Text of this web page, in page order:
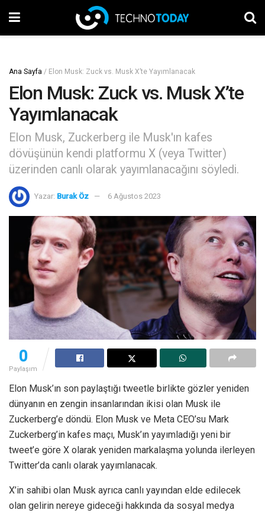
Ana Sayfa / Elon Musk: Zuck vs. Musk X’te Yayımlanacak
Elon Musk: Zuck vs. Musk X’te
Yayımlanacak
Elon Musk, Zuckerberg ile Musk'ın kafes
dövüşünün kendi platformu X (veya Twitter)
üzerinden canlı olarak yayımlanacağını söyledi.
Yazar: Burak Öz 6 Ağustos 2023
0
Paylaşım
Elon Musk’ın son paylaştığı tweetle birlikte gözler yeniden
dünyanın en zengin insanlarından ikisi olan Musk ile
Zuckerberg’e döndü. Elon Musk ve Meta CEO’su Mark
Zuckerberg’in kafes maçı, Musk’ın yayımladığı yeni bir
tweet’e göre X olarak yeniden markalaşma yolunda ilerleyen
Twitter’da canlı olarak yayımlanacak.
X’in sahibi olan Musk ayrıca canlı yayından elde edilecek
olan gelirin nereye gideceği hakkında da sosyal medya